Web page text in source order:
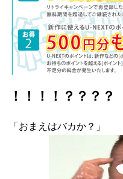
！！！！？？？？
「おまえはバカか？」